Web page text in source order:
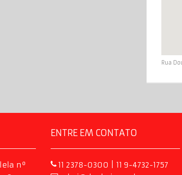
Rua
nº
ENTRE EM CONTATO
11 2378-0300 | 11 9-4732-1757